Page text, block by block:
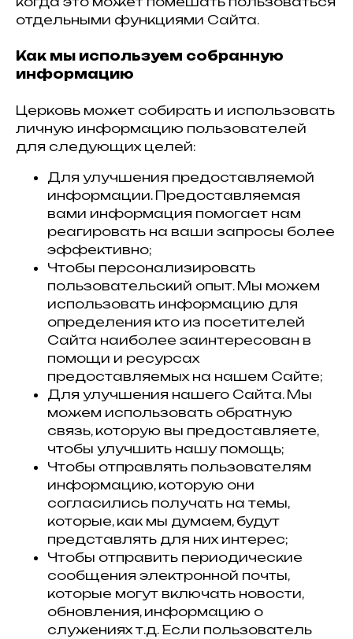
отдельными функциями Сайта.
Как мы используем собранную
информацию
Церковь может собирать и использовать
личную информацию пользователей
для следующих целей:
Для улучшения предоставляемой
информации. Предоставляемая
вами информация помогает нам
реагировать на ваши запросы более
эффективно;
Чтобы персонализировать
пользовательский опыт. Мы можем
использовать информацию для
определения кто из посетителей
Сайта наиболее заинтересован в
помощи и ресурсах
предоставляемых на нашем Сайте;
Для улучшения нашего Сайта. Мы
можем использовать обратную
связь, которую вы предоставляете,
чтобы улучшить нашу помощь;
Чтобы отправлять пользователям
информацию, которую они
согласились получать на темы,
которые, как мы думаем, будут
представлять для них интерес;
Чтобы отправить периодические
сообщения электронной почты,
которые могут включать новости,
обновления, информацию о
служениях т.д. Если пользователь